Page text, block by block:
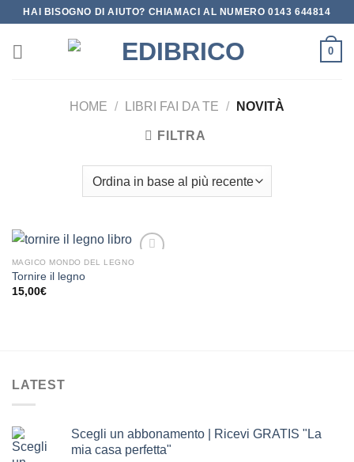
Salta
contenuti
HAI BISOGNO DI AIUTO? CHIAMACI AL NUMERO 0143 644814
0
HOME / LIBRI FAI DA TE / NOVITÀ
FILTRA
MAGICO MONDO DEL LEGNO
Tornire il legno
15,00€
LATEST
Scegli un abbonamento | Ricevi GRATIS "La
mia casa perfetta"